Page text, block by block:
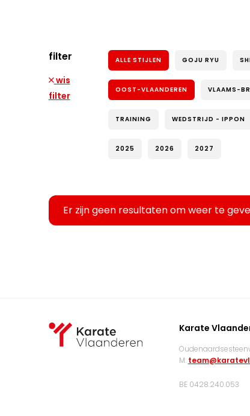
filter
wis
filter
ALLE STIJLEN GOJU RYU
OOST-VLAANDEREN VLAAMS-
TRAINING WEDSTRIJD - IPPON
2025 2026 2027
Er zijn geen resultaten om weer te
Karate
M:
BE 0428.240.053